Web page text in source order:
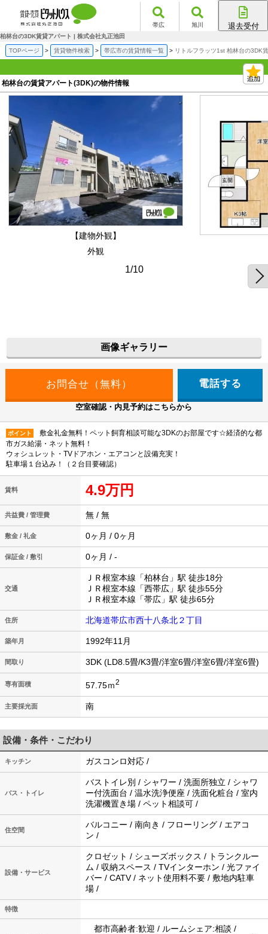
帯広 旭川 退去受付
柏林台の3DK賃貸アパート | 株式会社丸正池田
TOPページ 賃貸物件検索 帯広市の賃貸情報一覧 リトルフラッツ1st 柏林台の3DK
柏林台の賃貸アパート(3DK)の物件情報
【建物外観】
外観
1/10
画像ギャラリー
電話する
空室確認・内見予約はこちらから
ポイント
敷金礼金無料！ペット飼育相談可能な3DKのお部屋です☆経済的な都
市ガス給湯・ネット無料！
ウォシュレット・TVドアホン・エアコンと設備充実！
駐車場１台込み！（２台目要確認）
賃料 4.9万円
共益費 / 管理費 無 / 無
敷金 / 礼金 0ヶ月 / 0ヶ月
保証金 / 敷引 0ヶ月 / -
交通
ＪＲ根室本線「柏林台」駅 徒歩18分
ＪＲ根室本線「西帯広」駅 徒歩55分
ＪＲ根室本線「帯広」駅 徒歩65分
住所 北海道帯広市西十八条北２丁目
築年月 1992年11月
間取り 3DK (LD8.5畳/K3畳/洋室6畳/洋室6畳/洋室6畳)
専有面積 57.75ｍ2
主要採光面 南
設備・条件・こだわり
キッチン ガスコンロ対応 /
バス・トイレ
バストイレ別 / シャワー / 洗面所独立 / シャワ
ー付洗面台 / 温水洗浄便座 / 洗面化粧台 / 室内
洗濯機置き場 / ペット相談可 /
住空間
バルコニー / 南向き / フローリング / エアコ
ン /
設備・サービス
クロゼット / シューズボックス / トランクルー
ム / 収納スペース / TVインターホン / 光ファイ
バー / CATV / ネット使用料不要 / 敷地内駐車
場 /
特徴
都市高齢者:歓迎 / ルームシェア:相談 /